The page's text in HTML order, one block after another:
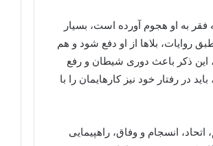
به او هجوم آورده است، بسیار
روایات، بلاها از او دفع شود و هم
این ذکر باعث دوری شیطان و رفع
در رفتار خود نیز کارهایمان را با
انسجام و وفاق، راهپیمایی